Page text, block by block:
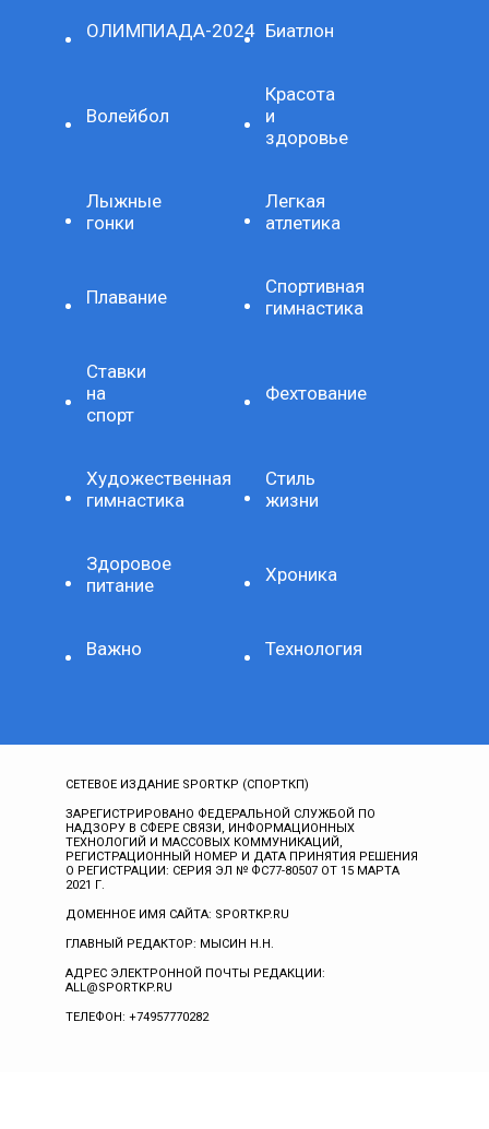
ОЛИМПИАДА-2024 Биатлон
Волейбол
Красота
и
здоровье
Лыжные
гонки
Легкая
атлетика
Плавание
Спортивная
гимнастика
Ставки
на
спорт
Фехтование
Художественная
гимнастика
Стиль
жизни
Здоровое
питание
Хроника
Важно Технология
СЕТЕВОЕ ИЗДАНИЕ SPORTKP (СПОРТКП)
ЗАРЕГИСТРИРОВАНО ФЕДЕРАЛЬНОЙ СЛУЖБОЙ ПО
НАДЗОРУ В СФЕРЕ СВЯЗИ, ИНФОРМАЦИОННЫХ
ТЕХНОЛОГИЙ И МАССОВЫХ КОММУНИКАЦИЙ,
РЕГИСТРАЦИОННЫЙ НОМЕР И ДАТА ПРИНЯТИЯ РЕШЕНИЯ
О РЕГИСТРАЦИИ: СЕРИЯ ЭЛ № ФС77-80507 ОТ 15 МАРТА
2021 Г.
ДОМЕННОЕ ИМЯ САЙТА: SPORTKP.RU
ГЛАВНЫЙ РЕДАКТОР: МЫСИН Н.Н.
АДРЕС ЭЛЕКТРОННОЙ ПОЧТЫ РЕДАКЦИИ:
ALL@SPORTKP.RU
ТЕЛЕФОН: +74957770282